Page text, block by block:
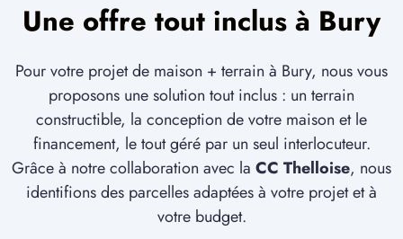
Une offre tout inclus à Bury
Pour votre projet de maison + terrain à Bury, nous vous
proposons une solution tout inclus : un terrain
constructible, la conception de votre maison et le
financement, le tout géré par un seul interlocuteur.
Grâce à notre collaboration avec la CC Thelloise, nous
identifions des parcelles adaptées à votre projet et à
votre budget.